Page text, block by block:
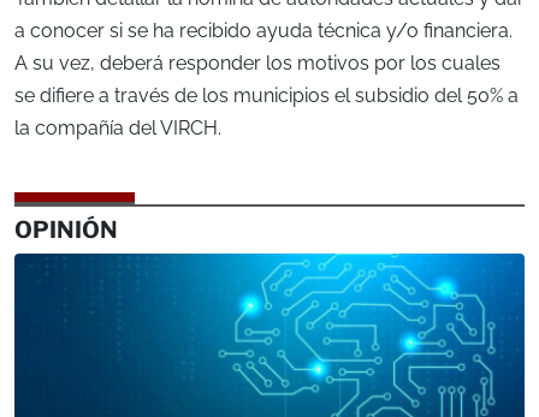
a conocer si se ha recibido ayuda técnica y/o financiera.
A su vez, deberá responder los motivos por los cuales
se difiere a través de los municipios el subsidio del 50% a
la compañía del VIRCH.
OPINIÓN